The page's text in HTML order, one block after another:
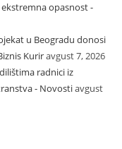
opasnost -
u Beogradu donosi
Kuriravgust 7, 2026
radnici iz
- Novostiavgust